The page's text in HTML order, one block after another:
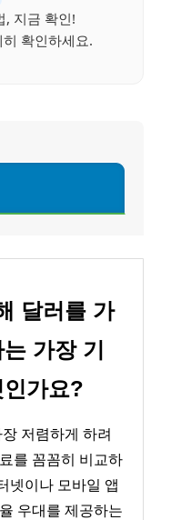
, 지금 확인!
확인하세요.
달러를 가
가장 기
가요?
저렴하게 하려
를 꼼꼼히 비교하
넷이나 모바일 앱
우대를 제공하는